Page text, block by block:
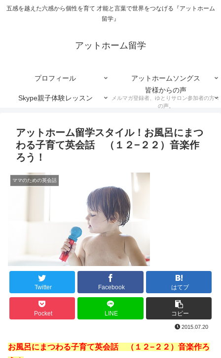
五感を越えた六感から個性を育て 才能と言葉で世界をつなげる『アットホーム
留学』
アットホーム留学
プロフィール アットホームソングス
Skype親子体験レッスン
皆様からの声
メルマガ登録者、ゆとりサロン参加者の方々
の声。
アットホーム留学スタイル！お風呂にまつ
わる子育て英会話 （１２−２２）音楽作
ろう！
ママのための英会話
Twitter Facebook はてブ
Pocket LINE コピー
2015.07.20
お風呂にまつわる子育て英会話 （１２−２２）音楽作ろ